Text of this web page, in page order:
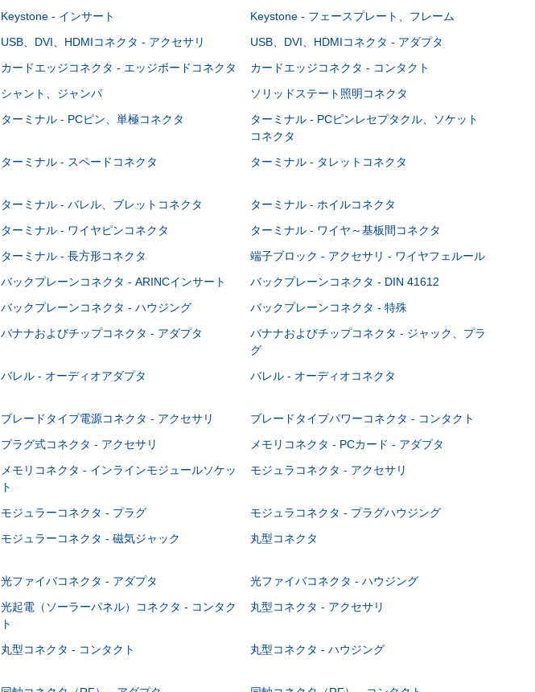
Keystone - インサート
Keystone - フェースプレート、フレーム
USB、DVI、HDMIコネクタ - アクセサリ
USB、DVI、HDMIコネクタ - アダプタ
カードエッジコネクタ - エッジボードコネクタ
カードエッジコネクタ - コンタクト
シャント、ジャンパ
ソリッドステート照明コネクタ
ターミナル - PCピン、単極コネクタ
ターミナル - PCピンレセプタクル、ソケット
コネクタ
ターミナル - スペードコネクタ ターミナル - タレットコネクタ
ターミナル - バレル、ブレットコネクタ
ターミナル - ホイルコネクタ
ターミナル - ワイヤピンコネクタ
ターミナル - ワイヤ～基板間コネクタ
ターミナル - 長方形コネクタ
端子ブロック - アクセサリ - ワイヤフェルール
バックプレーンコネクタ - ARINCインサート
バックプレーンコネクタ - DIN 41612
バックプレーンコネクタ - ハウジング
バックプレーンコネクタ - 特殊
バナナおよびチップコネクタ - アダプタ
バナナおよびチップコネクタ - ジャック、プラ
グ
バレル - オーディオアダプタ バレル - オーディオコネクタ
ブレードタイプ電源コネクタ - アクセサリ
ブレードタイプパワーコネクタ - コンタクト
プラグ式コネクタ - アクセサリ
メモリコネクタ - PCカード - アダプタ
メモリコネクタ - インラインモジュールソケッ
ト
モジュラコネクタ - アクセサリ
モジュラーコネクタ - プラグ
モジュラコネクタ - プラグハウジング
モジュラーコネクタ - 磁気ジャック 丸型コネクタ
光ファイバコネクタ - アダプタ
光ファイバコネクタ - ハウジング
光起電（ソーラーパネル）コネクタ - コンタク
ト
丸型コネクタ - アクセサリ
丸型コネクタ - コンタクト 丸型コネクタ - ハウジング